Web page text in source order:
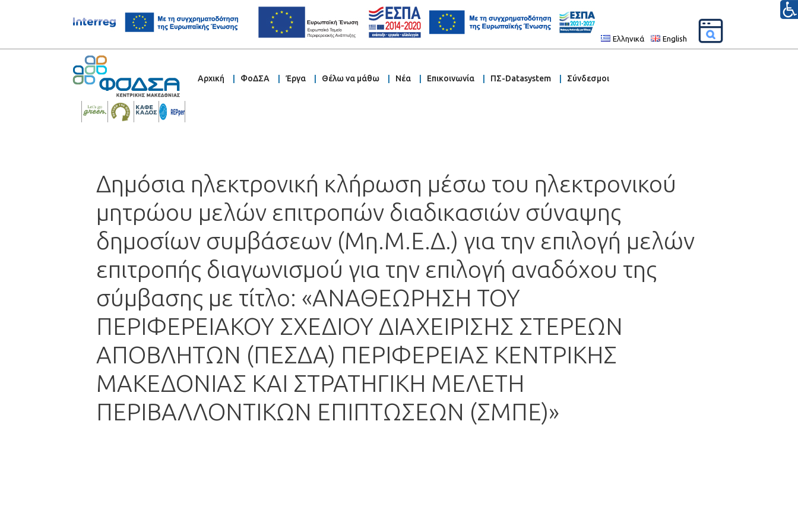
Ελληνικά English
Αρχική ΦοΔΣΑ Έργα Θέλω να μάθω Νέα Επικοινωνία ΠΣ-Datasystem Σύνδεσμοι
Δημόσια ηλεκτρονική κλήρωση μέσω του ηλεκτρονικού
μητρώου μελών επιτροπών διαδικασιών σύναψης
δημοσίων συμβάσεων (Μη.Μ.Ε.Δ.) για την επιλογή μελών
επιτροπής διαγωνισμού για την επιλογή αναδόχου της
σύμβασης με τίτλο: «ΑΝΑΘΕΩΡΗΣΗ ΤΟΥ
ΠΕΡΙΦΕΡΕΙΑΚΟΥ ΣΧΕΔΙΟΥ ΔΙΑΧΕΙΡΙΣΗΣ ΣΤΕΡΕΩΝ
ΑΠΟΒΛΗΤΩΝ (ΠΕΣΔΑ) ΠΕΡΙΦΕΡΕΙΑΣ ΚΕΝΤΡΙΚΗΣ
ΜΑΚΕΔΟΝΙΑΣ ΚΑΙ ΣΤΡΑΤΗΓΙΚΗ ΜΕΛΕΤΗ
ΠΕΡΙΒΑΛΛΟΝΤΙΚΩΝ ΕΠΙΠΤΩΣΕΩΝ (ΣΜΠΕ)»